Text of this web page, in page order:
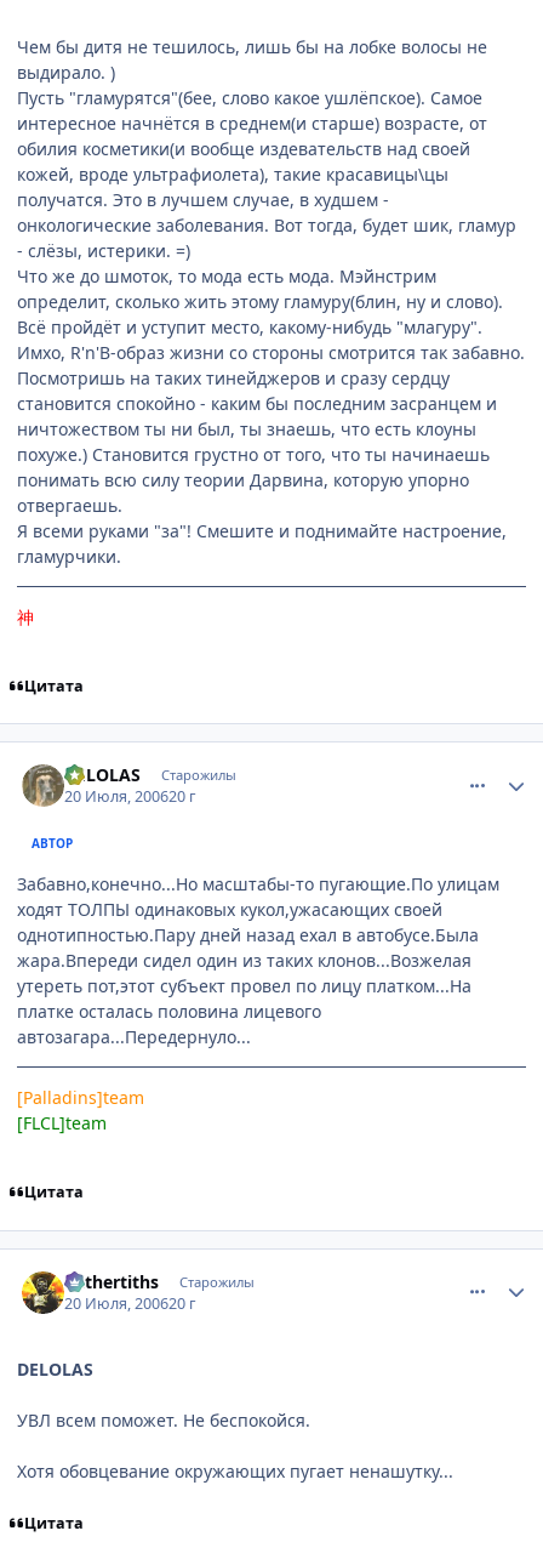
Чем бы дитя не тешилось, лишь бы на лобке волосы не
выдирало. )
Пусть "гламурятся"(бее, слово какое ушлёпское). Самое
интересное начнётся в среднем(и старше) возрасте, от
обилия косметики(и вообще издевательств над своей
кожей, вроде ультрафиолета), такие красавицы\цы
получатся. Это в лучшем случае, в худшем -
онкологические заболевания. Вот тогда, будет шик, гламур
- слёзы, истерики. =)
Что же до шмоток, то мода есть мода. Мэйнстрим
определит, сколько жить этому гламуру(блин, ну и слово).
Всё пройдёт и уступит место, какому-нибудь "млагуру".
Имхо, R'n'B-образ жизни со стороны смотрится так забавно.
Посмотришь на таких тинейджеров и сразу сердцу
становится спокойно - каким бы последним засранцем и
ничтожеством ты ни был, ты знаешь, что есть клоуны
похуже.) Становится грустно от того, что ты начинаешь
понимать всю силу теории Дарвина, которую упорно
отвергаешь.
Я всеми руками "за"! Смешите и поднимайте настроение,
гламурчики.
神
Цитата
DELOLAS Старожилы
20 Июля, 200620 г
АВТОР
Забавно,конечно...Но масштабы-то пугающие.По улицам
ходят ТОЛПЫ одинаковых кукол,ужасающих своей
однотипностью.Пару дней назад ехал в автобусе.Была
жара.Впереди сидел один из таких клонов...Возжелая
утереть пот,этот субъект провел по лицу платком...На
платке осталась половина лицевого
автозагара...Передернуло...
[Palladins]team
[FLCL]team
Цитата
Mithertiths Старожилы
20 Июля, 200620 г
DELOLAS
УВЛ всем поможет. Не беспокойся.
Хотя обовцевание окружающих пугает ненашутку...
Цитата